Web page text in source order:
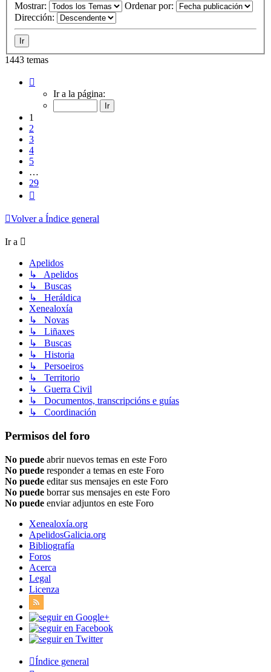
Mostrar:
Ordenar por:
Dirección:
1443 temas
Ir a la página:
1
2
3
4
5
…
29
Volver a Índice general
Ir a
Apelidos
↳ Apelidos
↳ Buscas
↳ Heráldica
Xenealoxía
↳ Novas
↳ Liñaxes
↳ Buscas
↳ Historia
↳ Persoeiros
↳ Territorio
↳ Guerra Civil
↳ Documentos, transcripcións e guías
↳ Coordinación
Permisos del foro
No puede abrir nuevos temas en este Foro
No puede responder a temas en este Foro
No puede editar sus mensajes en este Foro
No puede borrar sus mensajes en este Foro
No puede enviar adjuntos en este Foro
Xenealoxía.org
ApelidosGalicia.org
Bibliografía
Foros
Acerca
Legal
Licenza
Índice general